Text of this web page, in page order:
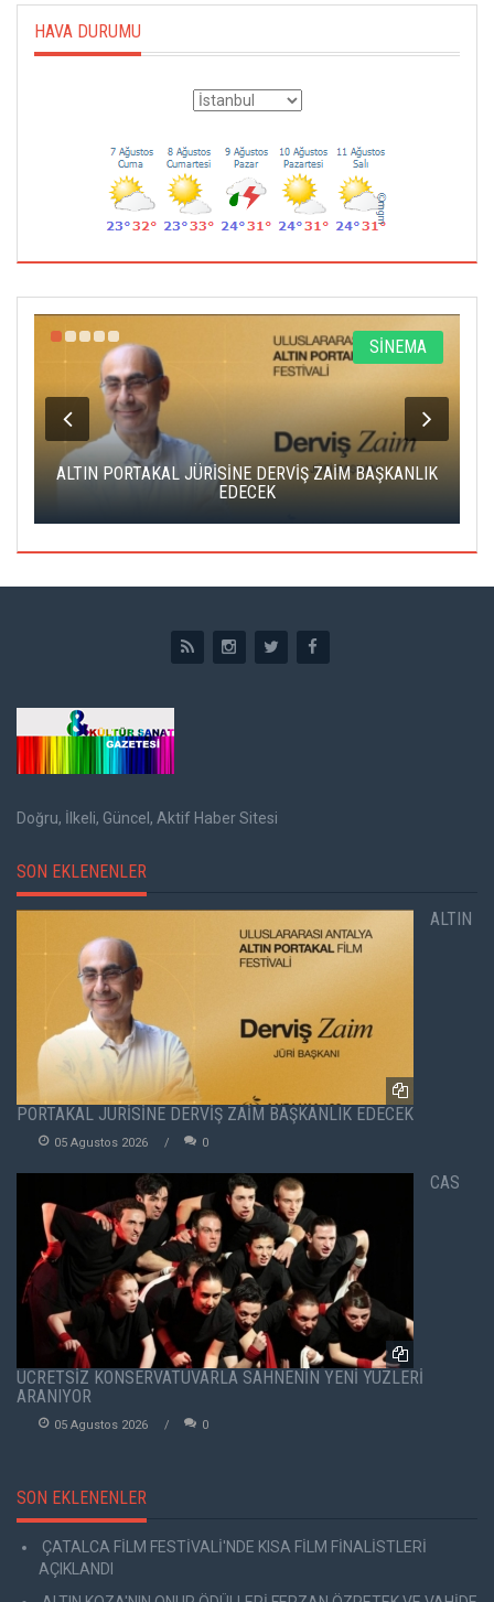
HAVA DURUMU
SİNEMA
ALTIN PORTAKAL JÜRİSİNE DERVİŞ ZAİM BAŞKANLIK
EDECEK
Doğru, İlkeli, Güncel, Aktif Haber Sitesi
SON EKLENENLER
ALTIN
PORTAKAL JÜRİSİNE DERVİŞ ZAİM BAŞKANLIK EDECEK
05 Agustos 2026 0
CAS
ÜCRETSİZ KONSERVATUVARLA SAHNENİN YENİ YÜZLERİ
ARANIYOR
05 Agustos 2026 0
SON EKLENENLER
ÇATALCA FİLM FESTİVALİ'NDE KISA FİLM FİNALİSTLERİ
AÇIKLANDI